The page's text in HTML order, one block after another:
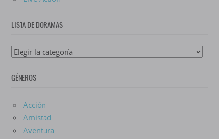
LISTA DE DORAMAS
Lista
Doramas
GÉNEROS
Acción
Amistad
Aventura